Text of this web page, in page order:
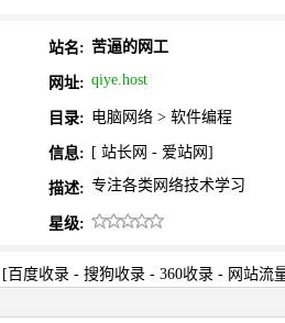
站名: 苦逼的网工
网址: qiye.host
目录: 电脑网络 > 软件编程
信息: [ 站长网 - 爱站网 ]
描述: 专注各类网络技术学习
星级:
[ 百度收录 - 搜狗收录 - 360收录 - 网站流